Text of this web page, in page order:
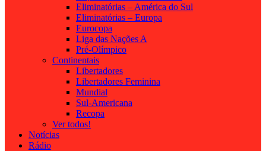
Eliminatórias – América do Sul
Eliminatórias – Europa
Eurocopa
Liga das Nações A
Pré-Olímpico
Continentais
Libertadores
Libertadores Feminina
Mundial
Sul-Americana
Recopa
Ver todos!
Notícias
Rádio